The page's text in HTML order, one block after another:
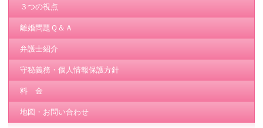
３つの視点
離婚問題Ｑ＆Ａ
弁護士紹介
守秘義務・個人情報保護方針
料 金
地図・お問い合わせ